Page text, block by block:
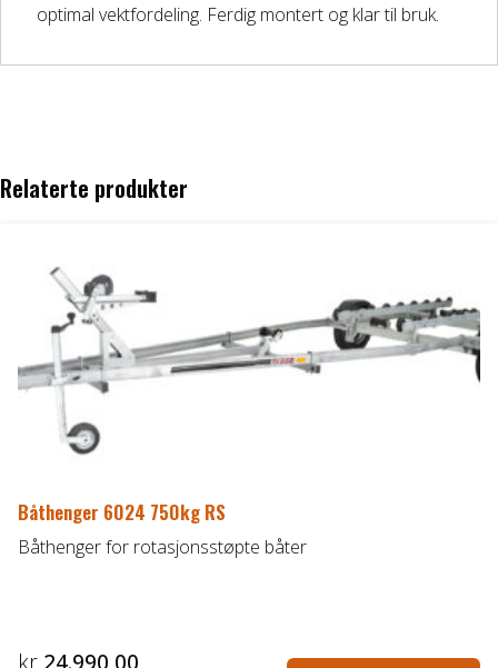
Honda Power Equipment
Stihl -Skog og Hage
DELER OG TILBEHØR
Batteriladere
GIVI – Bagasjesystem for MC
optimal vektfordeling. Ferdig montert og klar til bruk.
Relaterte produkter
Båthenger 6024 750kg RS
Båthenger for rotasjonsstøpte båter
kr 24.990,00